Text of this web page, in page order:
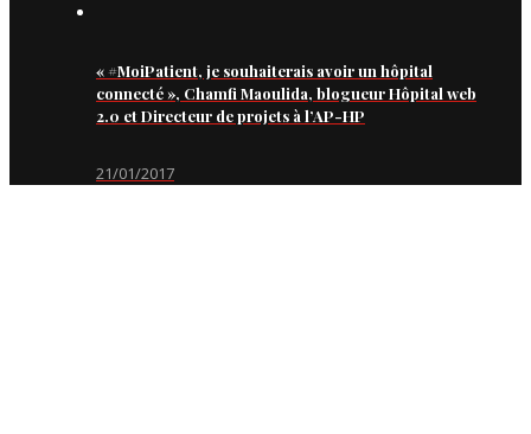
« #MoiPatient, je souhaiterais avoir un hôpital
connecté », Chamfi Maoulida, blogueur Hôpital web
2.0 et Directeur de projets à l’AP-HP
21/01/2017